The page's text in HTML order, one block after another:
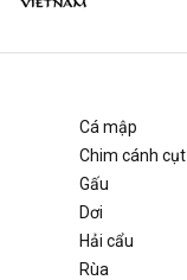
Cá mập
Chim cánh cụt
Gấu
Dơi
Hải cẩu
Rùa